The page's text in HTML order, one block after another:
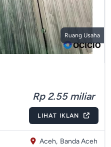
Ruang Usaha
Rp 2.55 miliar
LIHAT IKLAN
Aceh, Banda Aceh